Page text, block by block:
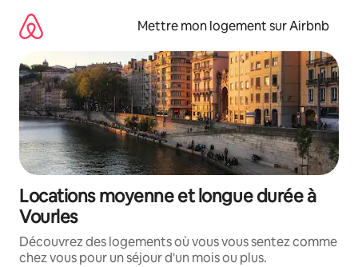
directement
contenu
Mettre mon logement sur Airbnb
Locations moyenne et longue durée à
Vourles
Découvrez des logements où vous vous sentez comme
chez vous pour un séjour d'un mois ou plus.